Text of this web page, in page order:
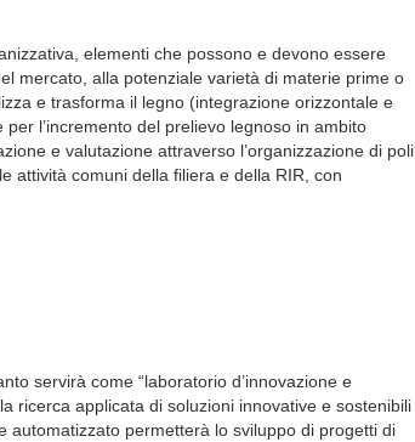
elementi che possono e devono essere
mercato, alla potenziale varietà di materie prime o
e trasforma il legno (integrazione orizzontale e
l’incremento del prelievo legnoso in ambito
e valutazione attraverso l’organizzazione di poli
attività comuni della filiera e della RIR, con
servirà come “laboratorio d’innovazione e
ricerca applicata di soluzioni innovative e sostenibili
automatizzato permetterà lo sviluppo di progetti di